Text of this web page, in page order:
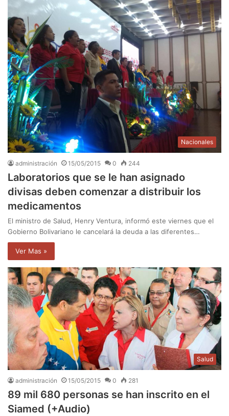
Nacionales
administración 15/05/2015 0 244
Laboratorios que se le han asignado
divisas deben comenzar a distribuir los
medicamentos
El ministro de Salud, Henry Ventura, informó este viernes que el
Gobierno Bolivariano le cancelará la deuda a las diferentes…
Ver Mas »
Salud
administración 15/05/2015 0 281
89 mil 680 personas se han inscrito en el
Siamed (+Audio)